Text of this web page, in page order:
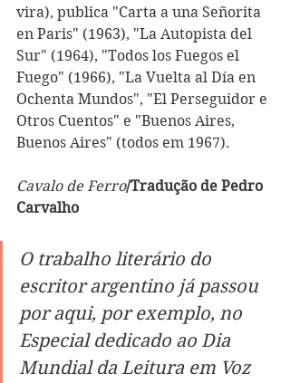
vira), publica "Carta a una Señorita
en Paris" (1963), "La Autopista del
Sur" (1964), "Todos los Fuegos el
Fuego" (1966), "La Vuelta al Día en
Ochenta Mundos", "El Perseguidor e
Otros Cuentos" e "Buenos Aires,
Buenos Aires" (todos em 1967).
Cavalo de Ferro/Tradução de Pedro
Carvalho
O trabalho literário do
escritor argentino já passou
por aqui, por exemplo, no
Especial dedicado ao Dia
Mundial da Leitura em Voz